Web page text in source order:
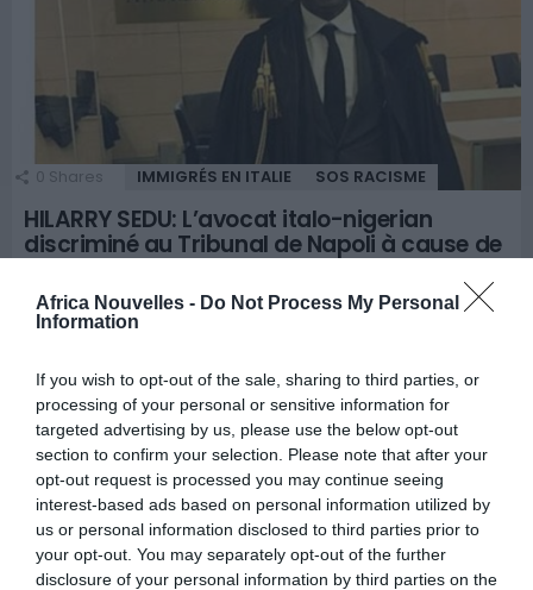
Africa Nouvelles - Do Not Process My Personal
Information
If you wish to opt-out of the sale, sharing to third parties, or
processing of your personal or sensitive information for
targeted advertising by us, please use the below opt-out
section to confirm your selection. Please note that after your
opt-out request is processed you may continue seeing
interest-based ads based on personal information utilized by
us or personal information disclosed to third parties prior to
your opt-out. You may separately opt-out of the further
disclosure of your personal information by third parties on the
0 Shares IMMIGRÉS EN ITALIE SOS RACISME
HILARRY SEDU: L’avocat italo-nigerian
discriminé au Tribunal de Napoli à cause de
L’avocat italien Hilarry Sedu, d’origine nigériane, s’est plaint
audience, j’étais avec ma cliente et sa fille. Le magistrat, qui
sera un nouveau juge honoraire des mineurs, m’a demandé de
présenter ma carte d’identité. […] MORE
by Milton Kwami
09/02/2021, 4:49 pm